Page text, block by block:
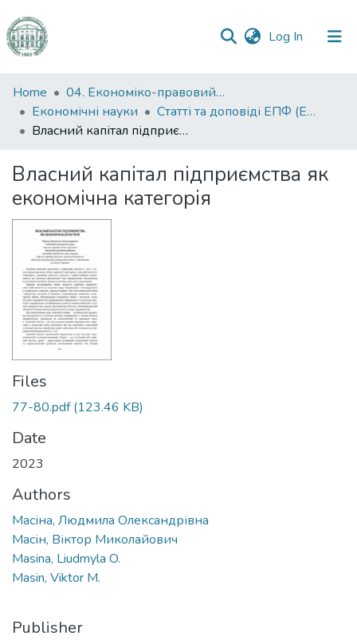
Log In (current)
Communities
&
Collections
Statistics
Home
04. Економіко-правовий факультет
Економічні науки
Статті та доповіді ЕПФ (Економічні науки)
Власний капітал підприємства як економічна категорія
Власний капітал підприємства як
економічна категорія
Files
77-80.pdf(123.46 KB)
Date
2023
Authors
Масіна, Людмила Олександрівна
Масін, Віктор Миколайович
Masina, Liudmyla O.
Masin, Viktor M.
Publisher